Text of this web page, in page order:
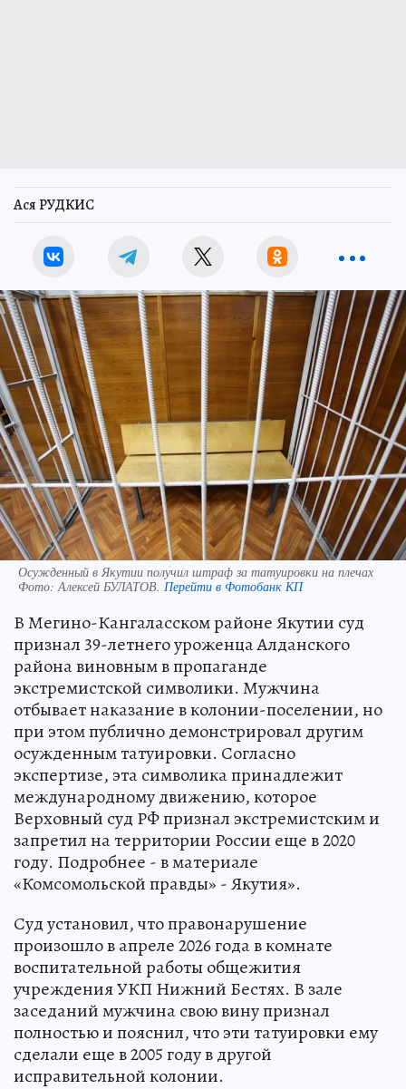
Ася РУДКИС
Осужденный в Якутии получил штраф за татуировки на плечах
Фото: Алексей БУЛАТОВ. Перейти в Фотобанк КП
В Мегино-Кангаласском районе Якутии суд
признал 39-летнего уроженца Алданского
района виновным в пропаганде
экстремистской символики. Мужчина
отбывает наказание в колонии-поселении, но
при этом публично демонстрировал другим
осужденным татуировки. Согласно
экспертизе, эта символика принадлежит
международному движению, которое
Верховный суд РФ признал экстремистским и
запретил на территории России еще в 2020
году. Подробнее - в материале
«Комсомольской правды» - Якутия».
Суд установил, что правонарушение
произошло в апреле 2026 года в комнате
воспитательной работы общежития
учреждения УКП Нижний Бестях. В зале
заседаний мужчина свою вину признал
полностью и пояснил, что эти татуировки ему
сделали еще в 2005 году в другой
исправительной колонии.